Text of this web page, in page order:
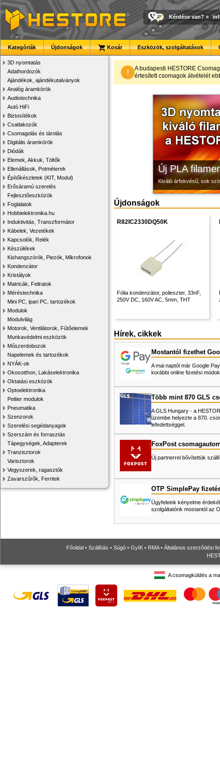
Kérdése van? »
Kategóriák Újdonságok Kosár Eszközök, szolgáltatások
3D nyomtatás
Adathordozók
Ajándékok, ajándékutalványok
Analóg áramkörök
Audiotechnika
Autó HiFi
Biztosítékok
Csatlakozók
Csomagolás és tárolás
Digitális áramkörök
Diódák
Elemek, Akkuk, Töltők
Ellenállások, Potméterek
Építőkészletek (KIT, Modul)
Erősáramú szerelés
Fejlesztőeszközök
Foglalatok
Hobbielektronika.hu
Induktivitás, Transzformátor
Kábelek, Vezetékek
Kapcsolók, Relék
Készülékek
Kishangszórók, Piezók, Mikrofonok
Kondenzátor
Kristályok
Matricák, Feliratok
Méréstechnika
Mini PC, ipari PC, tartozékok
Modulok
Modulvilág
Motorok, Ventilátorok, Fűtőelemek
Munkavédelmi eszközök
Műszerdobozok
Napelemek és tartozékok
NYÁK-ok
Okosotthon, Lakáselektronika
Oktatási eszközök
Optoelektronika
Peltier modulok
Pneumatika
Szenzorok
Szerelési segédanyagok
Szerszám és forrasztás
Tápegységek, Adapterek
Tranzisztorok
Varisztorok
Vegyszerek, ragasztók
Zavarszűrők, Ferritek
!
A budapesti HESTORE
értesített csomagok átvételét
Új PLA
Kiváló árfekvésű, sok
3D nyomtató
Kiváló minőségű,
Megbízható
Új, modern
Modulvilág
Fejlesztés, szórakozás
Újdonságok
R82IC2330DQ50K
Fólia kondenzátor, polieszter, 33nF,
250V DC, 160V AC, 5mm, THT
Hírek, cikkek
Mostantól fizethet
A mai naptól már Google
korábbi online fizetési
Több mint 870 GLS
A GLS Hungary - a
üzembe helyezte a 870.
lefedettséggel.
FoxPost
Új partnerrel bővítettük
OTP SimplePay
Ügyfeleink kényelme
szolgáltatónk mostantól az
Főoldal • Szállítás • Súgó • GyIK • RMA• Általános szerződési
A csomagküldés a